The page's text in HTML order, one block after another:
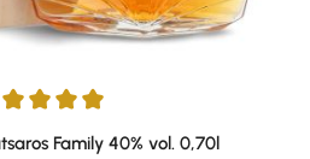
von 5 von 5 Sternen
Family 40% vol. 0,70l